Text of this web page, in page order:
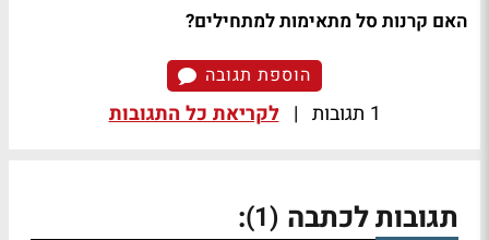
האם קרנות סל מתאימות למתחילים?
הוספת תגובה
1 תגובות | לקריאת כל התגובות
תגובות לכתבה (1)
: